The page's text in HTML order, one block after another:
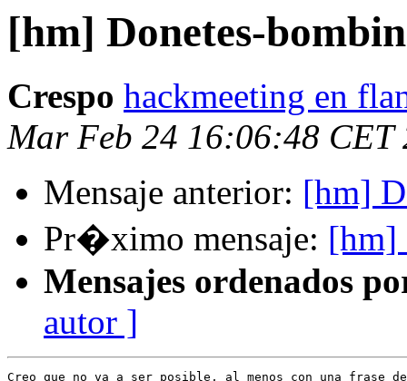
[hm] Donetes-
Crespo hackmeeting en
Mar Feb 24 16:06:48 CET
Mensaje anterior: [hm]
Pr�ximo mensaje: [hm]
Mensajes ordenados
autor ]
Creo que no va a ser posible, al menos con una frase